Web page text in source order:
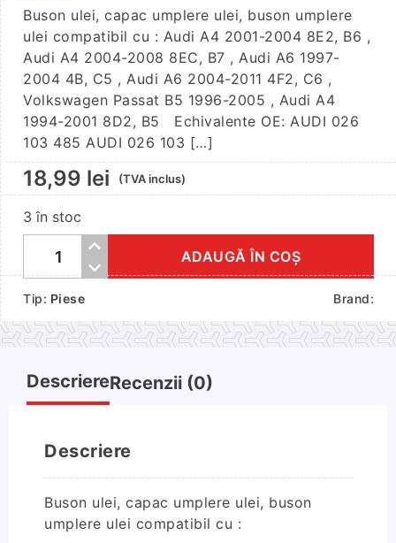
Buson ulei, capac umplere ulei, buson umplere
ulei compatibil cu : Audi A4 2001-2004 8E2, B6 ,
Audi A4 2004-2008 8EC, B7 , Audi A6 1997-
2004 4B, C5 , Audi A6 2004-2011 4F2, C6 ,
Volkswagen Passat B5 1996-2005 , Audi A4
1994-2001 8D2, B5 Echivalente OE: AUDI 026
103 485 AUDI 026 103 […]
18,99 lei (TVA inclus)
3 în stoc
Cantitate
ulei
ADAUGĂ ÎN COȘ
Tip: Piese Brand:
DescriereRecenzii (0)
Descriere
Buson ulei, capac umplere ulei, buson
umplere ulei compatibil cu :